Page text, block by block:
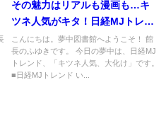
その魅力はリアルも漫画も…キ
ツネ人気がキタ！日経MJトレン
ド
こんにちは。夢中図書館へようこそ！ 館
長のふゆきです。 今日の夢中は、日経MJ
トレンド、「キツネ人気、大化け」です。
■日経MJトレンド い...